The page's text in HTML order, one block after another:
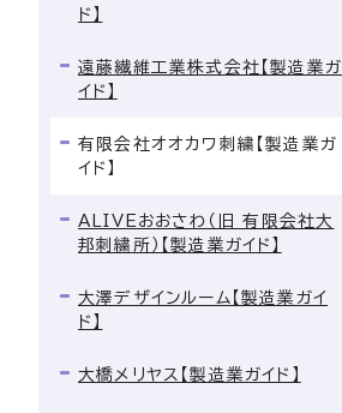
ド】
遠藤繊維工業株式会社【製造業ガ
イド】
有限会社オオカワ刺繍【製造業ガ
イド】
ALIVEおおさわ（旧 有限会社大
邦刺繍所）【製造業ガイド】
大澤デザインルーム【製造業ガイ
ド】
大橋メリヤス【製造業ガイド】